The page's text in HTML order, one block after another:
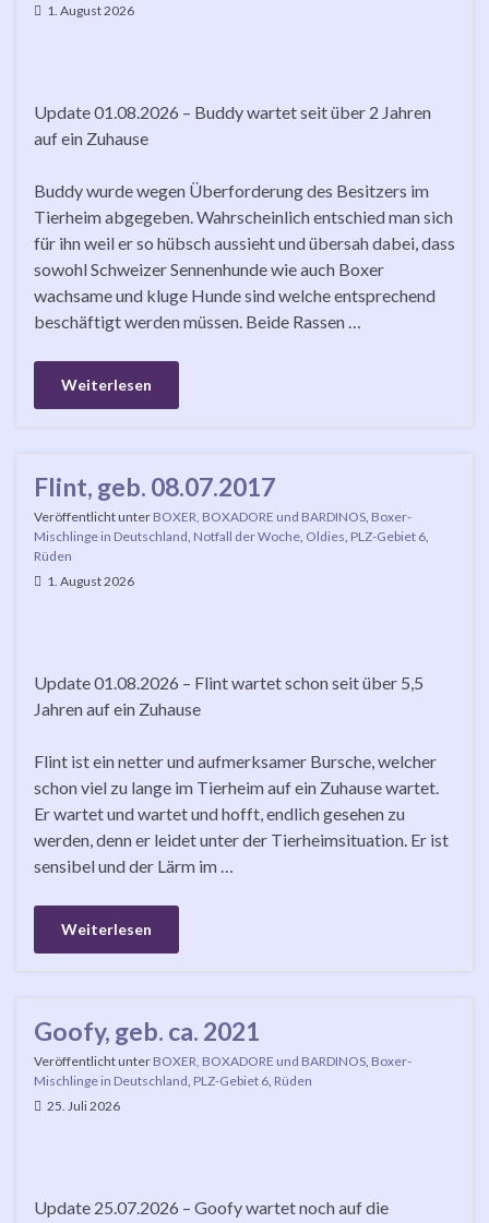
1. August 2026
Update 01.08.2026 – Buddy wartet seit über 2 Jahren
auf ein Zuhause
Buddy wurde wegen Überforderung des Besitzers im
Tierheim abgegeben. Wahrscheinlich entschied man sich
für ihn weil er so hübsch aussieht und übersah dabei, dass
sowohl Schweizer Sennenhunde wie auch Boxer
wachsame und kluge Hunde sind welche entsprechend
beschäftigt werden müssen. Beide Rassen …
Weiterlesen
Flint, geb. 08.07.2017
Veröffentlicht unter BOXER, BOXADORE und BARDINOS Boxer-
Mischlinge in Deutschland Notfall der Woche Oldies PLZ-Gebiet 6
Rüden
1. August 2026
Update 01.08.2026 – Flint wartet schon seit über 5,5
Jahren auf ein Zuhause
Flint ist ein netter und aufmerksamer Bursche, welcher
schon viel zu lange im Tierheim auf ein Zuhause wartet.
Er wartet und wartet und hofft, endlich gesehen zu
werden, denn er leidet unter der Tierheimsituation. Er ist
sensibel und der Lärm im …
Weiterlesen
Goofy, geb. ca. 2021
Veröffentlicht unter BOXER, BOXADORE und BARDINOS Boxer-
Mischlinge in Deutschland PLZ-Gebiet 6 Rüden
25. Juli 2026
Update 25.07.2026 – Goofy wartet noch auf die